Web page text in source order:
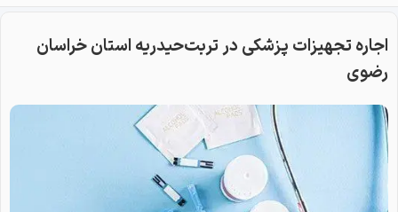
اجاره تجهیزات پزشکی در تربت‌حیدریه استان خراسان
رضوی